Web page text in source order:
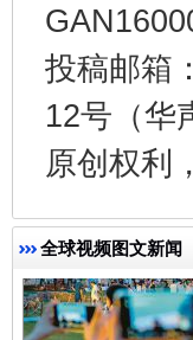
投稿邮箱
12号（华
原创权利
全球视频图文新闻